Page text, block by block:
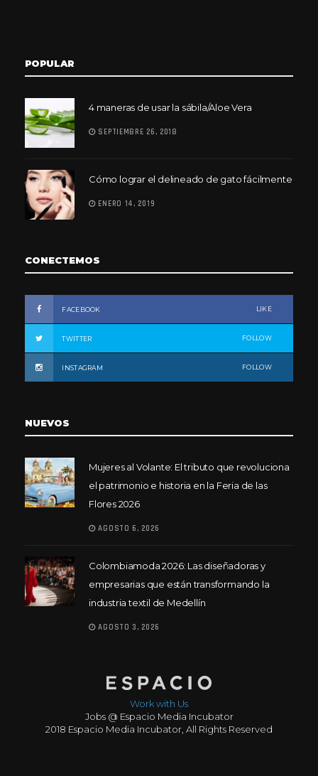
POPULAR
4 maneras de usar la sábila/Aloe Vera
SEPTIEMBRE 26, 2018
Cómo lograr el delineado de gato fácilmente
ENERO 14, 2019
CONECTEMOS
FACEBOOK LIKE
TWITTER FOLLOW
INSTAGRAM FOLLOW
NUEVOS
Mujeres al Volante: El tributo que revoluciona
el patrimonio e historia en la Feria de las
Flores 2026
AGOSTO 6, 2026
Colombiamoda 2026: Las diseñadoras y
empresarias que están transformando la
industria textil de Medellín
AGOSTO 3, 2026
Work with Us
Jobs @ Espacio Media Incubator
2018 Espacio Media Incubator, All Rights Reserved